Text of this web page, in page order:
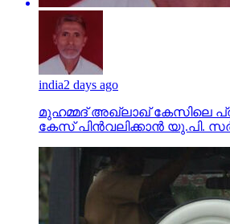
india2 days ago
മുഹമ്മദ് അഖ്‌ലാഖ് കേസിലെ
കേസ് പിന്‍വലിക്കാന്‍ യു.പി.